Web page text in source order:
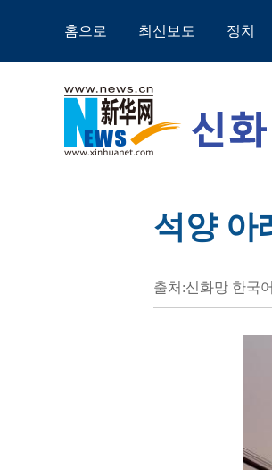
홈으로 최신보도 정치
석양 아
출처:신화망 한국